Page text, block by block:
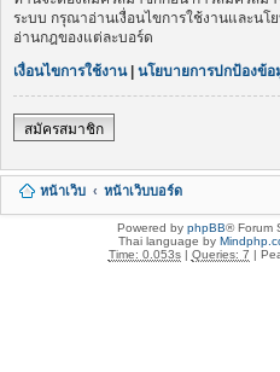
ระบบ กรุณาอ่านเงื่อนไขการใช้งานและน
อ่านกฎของแต่ละบอร์ด
เงื่อนไขการใช้งาน| นโยบายการปกป้องข้
สมัครสมาชิก
หน้าเว็บ หน้าเว็บบอร์ด
Powered by phpBB® Forum
Thai language by
Time: 0.053s| Queries: 7 |